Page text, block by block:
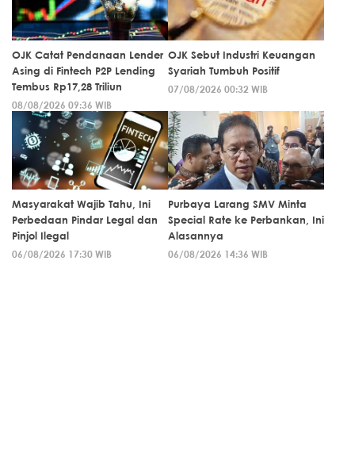
OJK Catat Pendanaan Lender
Asing di Fintech P2P Lending
Tembus Rp17,28 Triliun
08/08/2026 09:36 WIB
OJK Sebut Industri Keuangan
Syariah Tumbuh Positif
07/08/2026 00:32 WIB
Masyarakat Wajib Tahu, Ini
Perbedaan Pindar Legal dan
Pinjol Ilegal
06/08/2026 17:30 WIB
Purbaya Larang SMV Minta
Special Rate ke Perbankan, Ini
Alasannya
06/08/2026 14:36 WIB